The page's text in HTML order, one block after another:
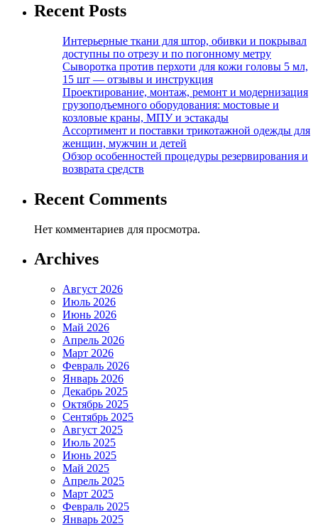
Recent Posts
Интерьерные ткани для штор, обивки и покрывал
доступны по отрезу и по погонному метру
Сыворотка против перхоти для кожи головы 5 мл,
15 шт — отзывы и инструкция
Проектирование, монтаж, ремонт и модернизация
грузоподъемного оборудования: мостовые и
козловые краны, МПУ и эстакады
Ассортимент и поставки трикотажной одежды для
женщин, мужчин и детей
Обзор особенностей процедуры резервирования и
возврата средств
Recent Comments
Нет комментариев для просмотра.
Archives
Август 2026
Июль 2026
Июнь 2026
Май 2026
Апрель 2026
Март 2026
Февраль 2026
Январь 2026
Декабрь 2025
Октябрь 2025
Сентябрь 2025
Август 2025
Июль 2025
Июнь 2025
Май 2025
Апрель 2025
Март 2025
Февраль 2025
Январь 2025